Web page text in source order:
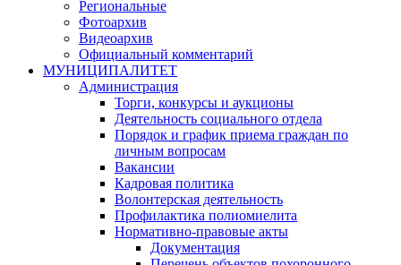
Региональные
Фотоархив
Видеоархив
Официальный комментарий
МУНИЦИПАЛИТЕТ
Администрация
Торги, конкурсы и аукционы
Деятельность социального отдела
Порядок и график приема граждан по
личным вопросам
Вакансии
Кадровая политика
Волонтерская деятельность
Профилактика полиомиелита
Нормативно-правовые акты
Документация